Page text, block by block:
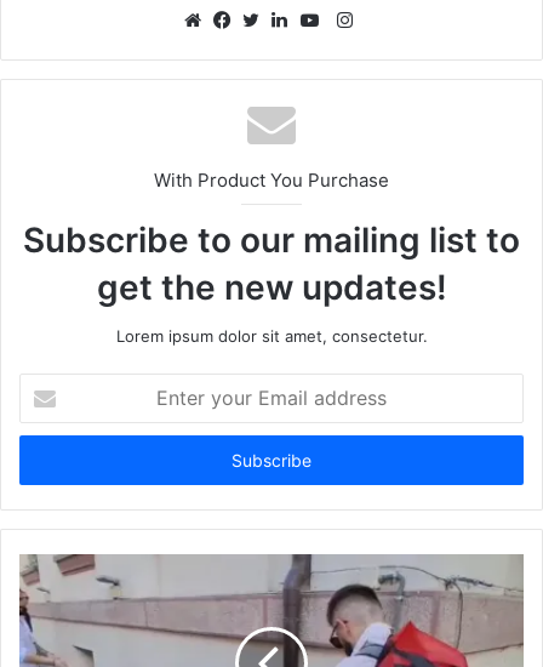
Instagram
With Product You Purchase
Subscribe to our mailing list to
get the new updates!
Lorem ipsum dolor sit amet, consectetur.
your
Email